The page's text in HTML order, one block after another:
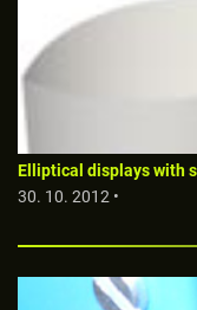
Elliptical displays with
30. 10. 2012 •